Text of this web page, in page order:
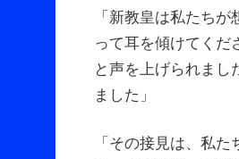
「新教皇は私たち
って耳を傾けてくだ
と声を上げられま
ました」
「その接見は、私